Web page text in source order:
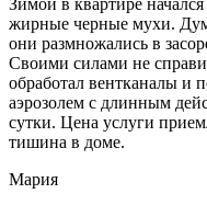
Зимой в квартире
жирные черные мухи.
они размножались в
Своими силами не
обработал вентканалы и
аэрозолем с длинным
сутки. Цена услуги
тишина в доме.
Мария